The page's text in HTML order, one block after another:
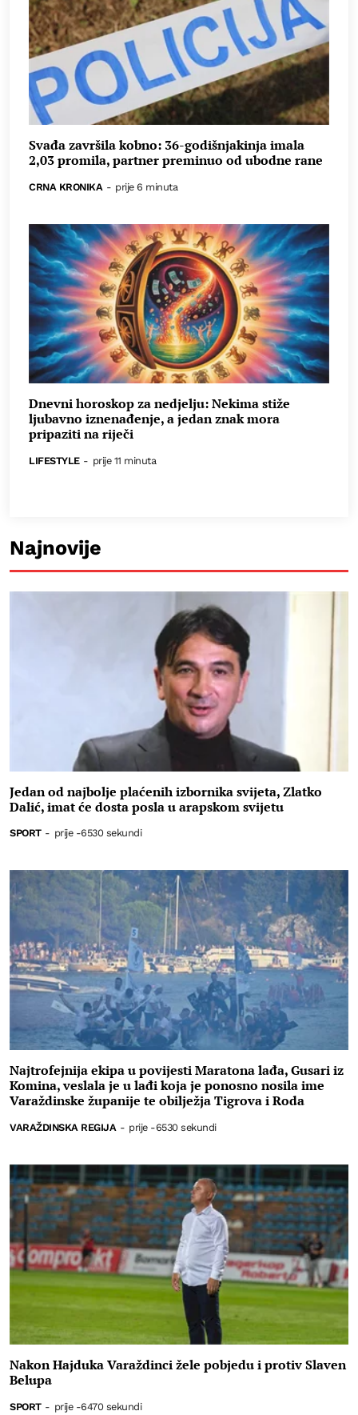
Svađa završila kobno: 36-godišnjakinja imala
2,03 promila, partner preminuo od ubodne rane
CRNA KRONIKA - prije 6 minuta
Dnevni horoskop za nedjelju: Nekima stiže
ljubavno iznenađenje, a jedan znak mora
pripaziti na riječi
LIFESTYLE - prije 11 minuta
Najnovije
Jedan od najbolje plaćenih izbornika svijeta, Zlatko
Dalić, imat će dosta posla u arapskom svijetu
SPORT - prije -6530 sekundi
Najtrofejnija ekipa u povijesti Maratona lađa, Gusari iz
Komina, veslala je u lađi koja je ponosno nosila ime
Varaždinske županije te obilježja Tigrova i Roda
VARAŽDINSKA REGIJA - prije -6530 sekundi
Nakon Hajduka Varaždinci žele pobjedu i protiv Slaven
Belupa
SPORT - prije -6470 sekundi